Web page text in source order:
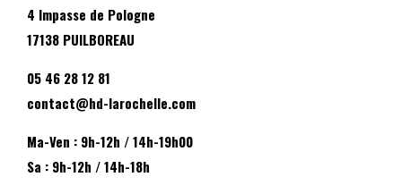
4 Impasse de Pologne
17138 PUILBOREAU
05 46 28 12 81
contact@hd-larochelle.com
Ma-Ven : 9h-12h / 14h-19h00
Sa : 9h-12h / 14h-18h